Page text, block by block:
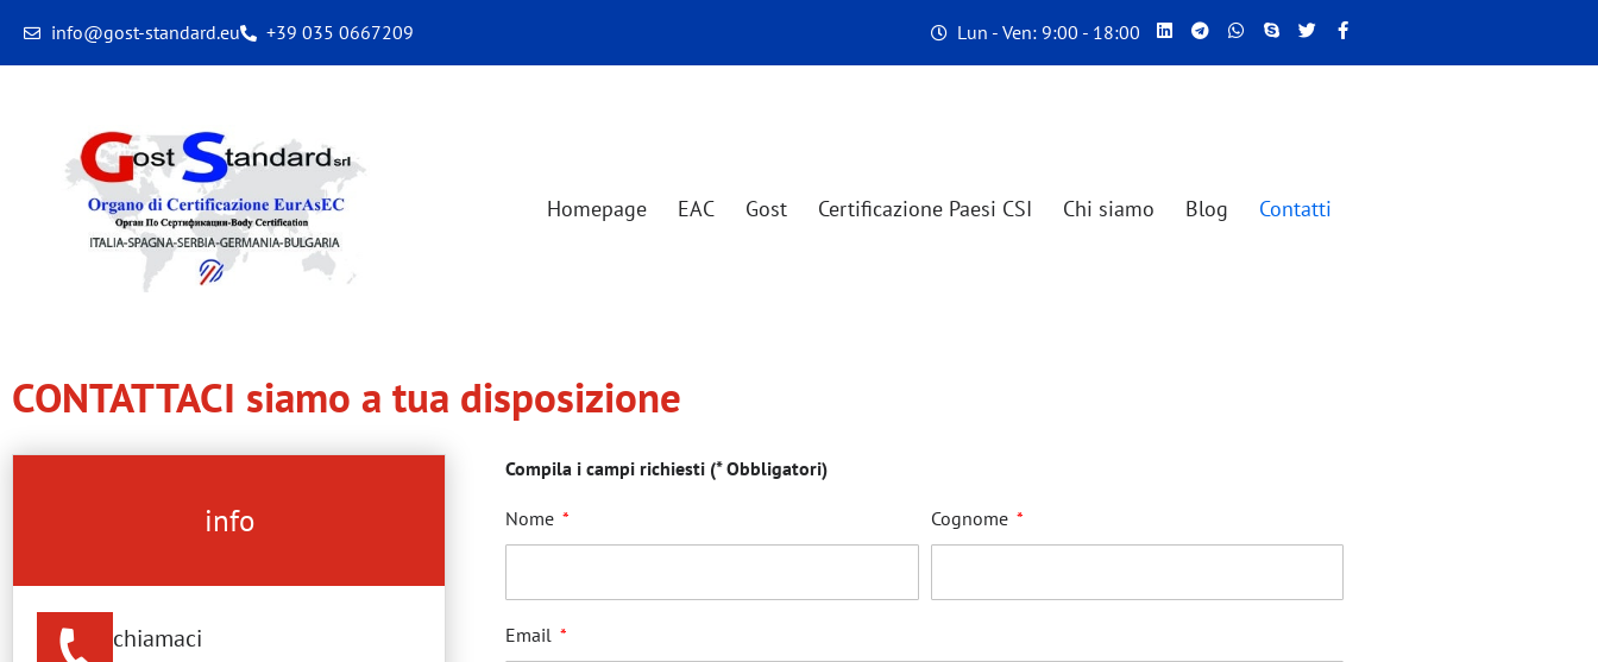
info@gost-standard.eu +39 035 0667209 Lun - Ven: 9:00 - 18:00
Homepage EAC Gost Certificazione Paesi CSI Chi siamo Blog Contatti
CONTATTACI siamo a tua disposizione
info
chiamaci
Compila i campi richiesti (* Obbligatori)
Nome Cognome
Email